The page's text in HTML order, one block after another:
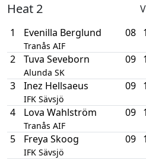
Heat 2
1 Evenilla Berglund
Tranås AIF
08
2 Tuva Seveborn
Alunda SK
09
3 Inez Hellsaeus
IFK Sävsjö
09
4 Lova Wahlström
Tranås AIF
09
5 Freya Skoog
IFK Sävsjö
09